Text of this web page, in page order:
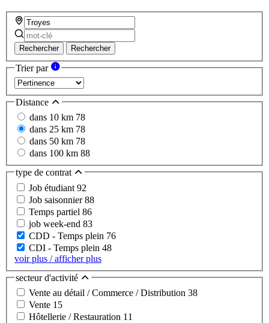
Rechercher Rechercher
Trier par
Distance
dans 10 km 78
dans 25 km 78
dans 50 km 78
dans 100 km 88
type de contrat
Job étudiant 92
Job saisonnier88
Temps partiel 86
job week-end 83
CDD - Temps plein 76
CDI - Temps plein 48
voir plus / afficher plus
secteur d'activité
Vente au détail / Commerce / Distribution 38
Vente 15
Hôtellerie / Restauration 11